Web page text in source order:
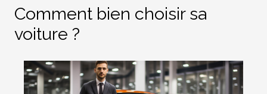
Comment bien choisir sa
voiture ?